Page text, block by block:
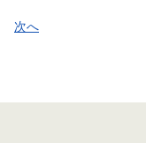
次へ